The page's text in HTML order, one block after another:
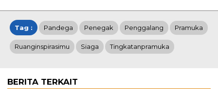
Tag : Pandega Penegak Penggalang Pramuka
Ruanginspirasimu Siaga Tingkatanpramuka
BERITA TERKAIT